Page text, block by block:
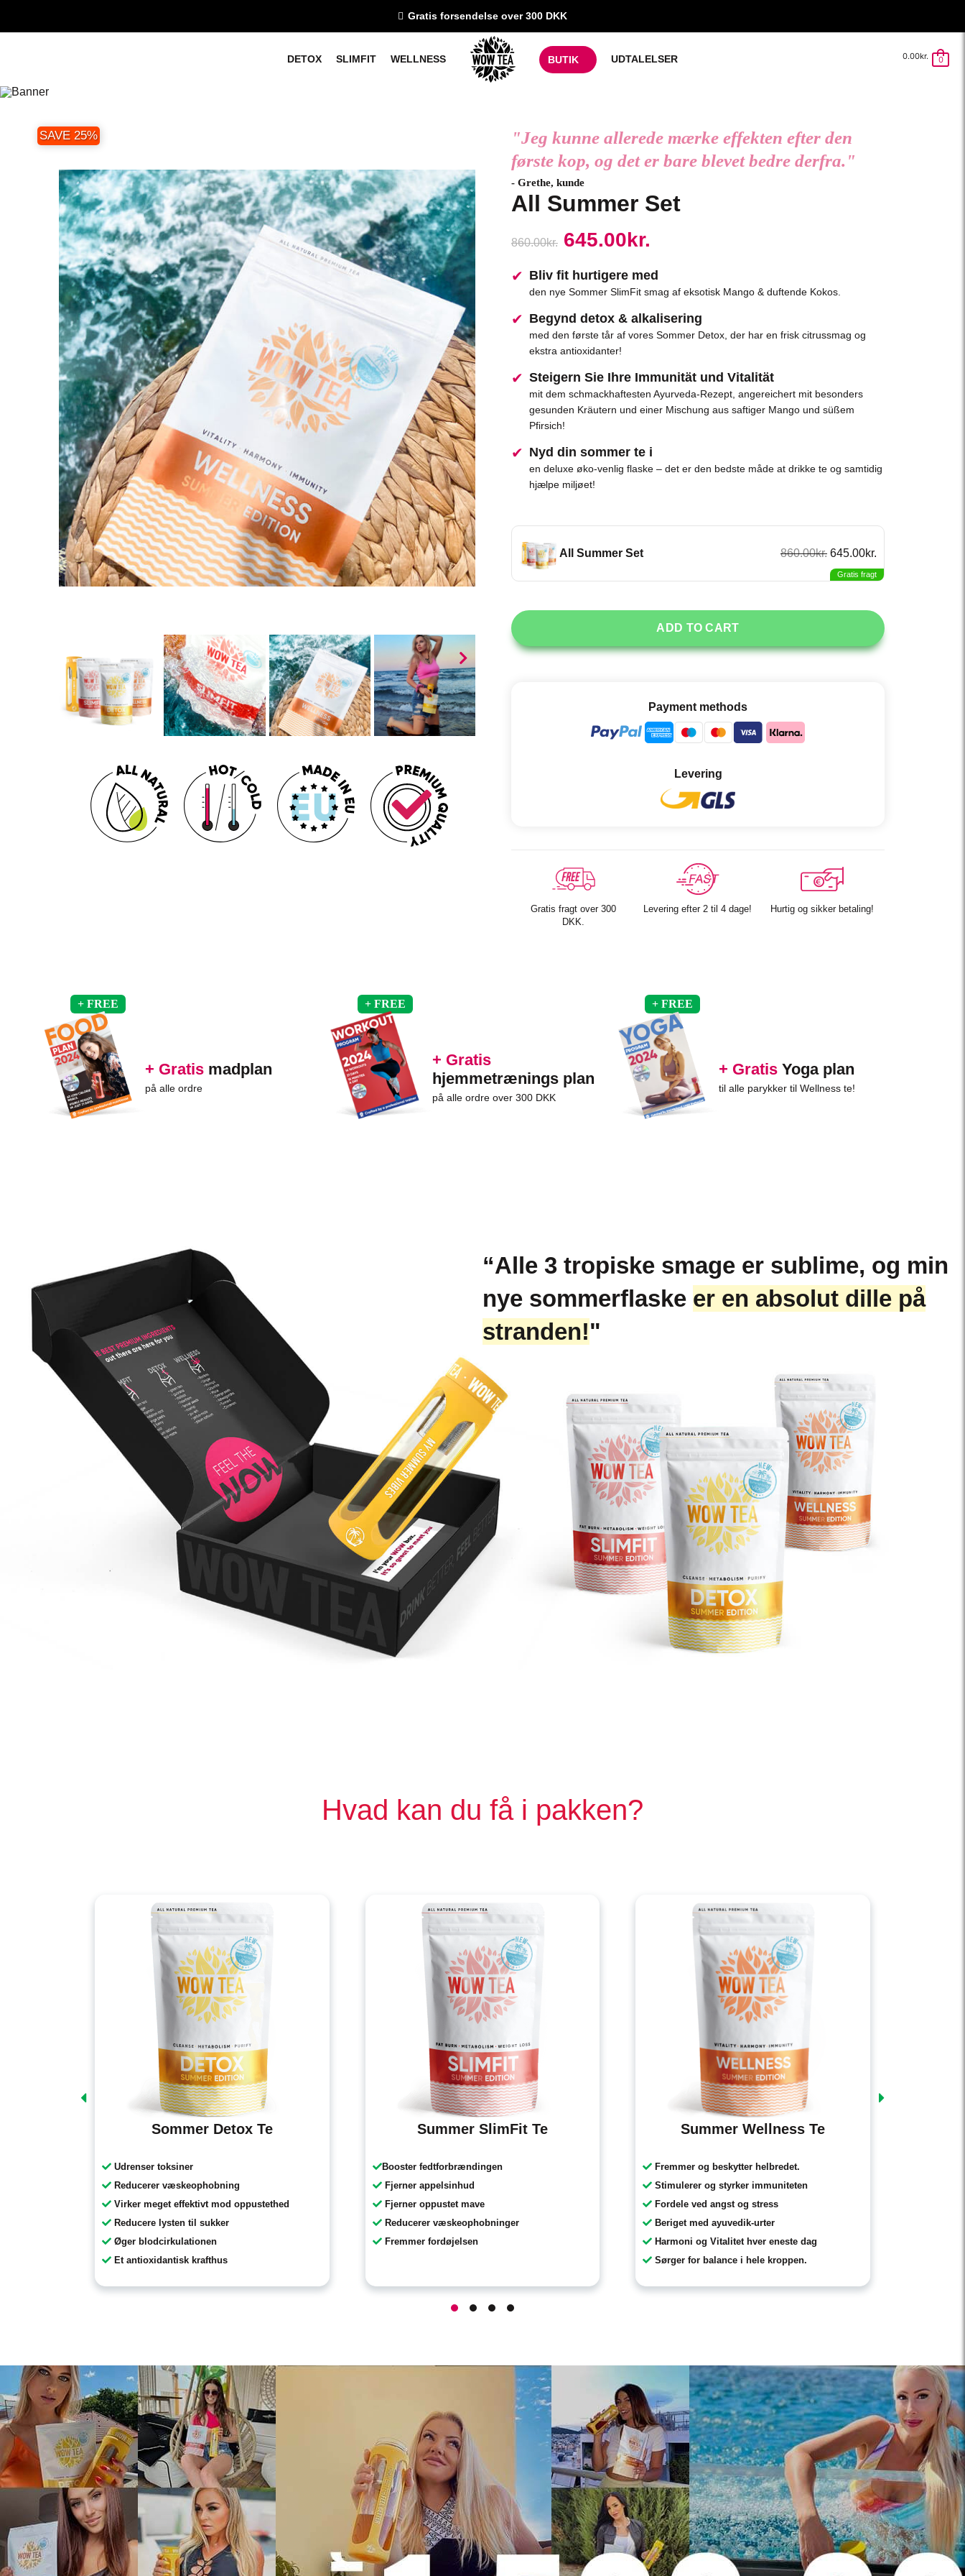
Gratis forsendelse over 300 DKK
DETOX SLIMFIT WELLNESS BUTIK UDTALELSER 0.00kr. 0
SAVE 25%
"Jeg kunne allerede mærke effekten efter den
første kop, og det er bare blevet bedre derfra."
- Grethe, kunde
All Summer Set
860.00kr. 645.00kr.
Bliv fit hurtigere med
den nye Sommer SlimFit smag af eksotisk Mango & duftende Kokos.
Begynd detox & alkalisering
med den første tår af vores Sommer Detox, der har en frisk citrussmag og
ekstra antioxidanter!
Steigern Sie Ihre Immunität und Vitalität
mit dem schmackhaftesten Ayurveda-Rezept, angereichert mit besonders
gesunden Kräutern und einer Mischung aus saftiger Mango und süßem
Pfirsich!
Nyd din sommer te i
en deluxe øko-venlig flaske – det er den bedste måde at drikke te og samtidig
hjælpe miljøet!
All Summer Set 860.00kr. 645.00kr.
Gratis fragt
ADD TO CART
Payment methods
Levering
Gratis fragt over 300
DKK.
Levering efter 2 til 4 dage! Hurtig og sikker betaling!
+ Gratis madplan
på alle ordre
+ Gratis
hjemmetrænings plan
på alle ordre over 300 DKK
+ Gratis Yoga plan
til alle parykker til Wellness te!
“Alle 3 tropiske smage er sublime, og min
nye sommerflaske er en absolut dille på
stranden!"
Hvad kan du få i pakken?
Sommer Detox Te
Udrenser toksiner
Reducerer væskeophobning
Virker meget effektivt mod oppustethed
Reducere lysten til sukker
Øger blodcirkulationen
Et antioxidantisk krafthus
Summer SlimFit Te
Booster fedtforbrændingen
Fjerner appelsinhud
Fjerner oppustet mave
Reducerer væskeophobninger
Fremmer fordøjelsen
Summer Wellness Te
Fremmer og beskytter helbredet.
Stimulerer og styrker immuniteten
Fordele ved angst og stress
Beriget med ayuvedik-urter
Harmoni og Vitalitet hver eneste dag
Sørger for balance i hele kroppen.